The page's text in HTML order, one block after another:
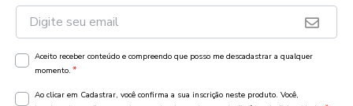
Aceito receber conteúdo e compreendo que posso me descadastrar a qualquer
momento. *
Ao clicar em Cadastrar, você confirma a sua inscrição neste produto. Você,